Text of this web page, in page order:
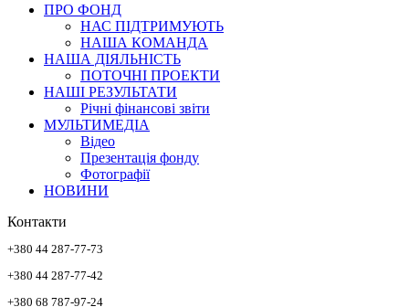
ПРО ФОНД
НАС ПІДТРИМУЮТЬ
НАША КОМАНДА
НАША ДІЯЛЬНІСТЬ
ПОТОЧНІ ПРОЕКТИ
НАШІ РЕЗУЛЬТАТИ
Річні фінансові звіти
МУЛЬТИМЕДІА
Відео
Презентація фонду
Фотографії
НОВИНИ
Контакти
+380 44 287-77-73
+380 44 287-77-42
+380 68 787-97-24